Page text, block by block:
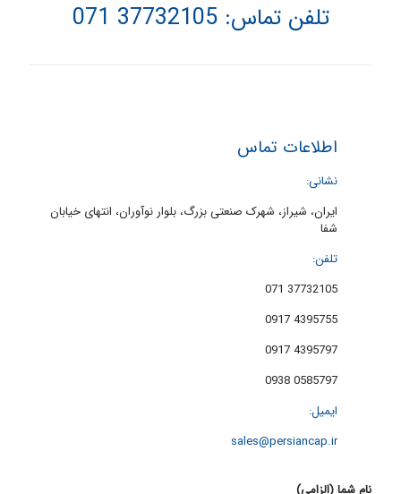
تلفن تماس:37732105 071
اطلاعات تماس
نشانی:
ایران، شیراز، شهرک صنعتی بزرگ، بلوار نوآوران، انتهای خیابان
شفا
تلفن:
37732105 071
4395755 0917
4395797 0917
0585797 0938
ایمیل:
sales@persiancap.ir
نام شما (الزامی)